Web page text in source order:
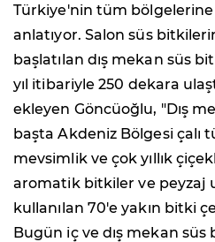
Türkiye'nin tüm bölgelerine
anlatıyor. Salon süs
başlatılan dış mekan süs
yıl itibariyle 250 dekara
ekleyen Göncüoğlu, "Dış
başta Akdeniz Bölgesi çalı
mevsimlik ve çok yıllık
aromatik bitkiler ve peyzaj
kullanılan 70'e yakın bitki
Bugün iç ve dış mekan